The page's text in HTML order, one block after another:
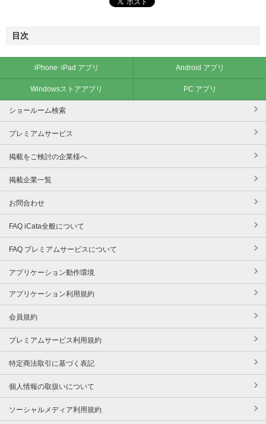
目次
iPhone･iPad アプリ Android アプリ
Windowsストアアプリ PC アプリ
ショールーム検索
プレミアムサービス
掲載をご検討の企業様へ
掲載企業一覧
お問合わせ
FAQ iCata全般について
FAQ プレミアムサービスについて
アプリケーション動作環境
アプリケーション利用規約
会員規約
プレミアムサービス利用規約
特定商法取引に基づく表記
個人情報の取扱いについて
ソーシャルメディア利用規約